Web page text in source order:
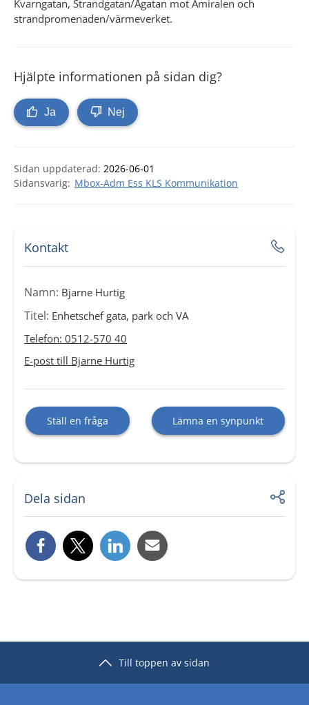
Kvarngatan, Strandgatan/Ågatan mot Amiralen och
strandpromenaden/värmeverket.
Hjälpte informationen på sidan dig?
Ja Nej
Sidan uppdaterad: 2026-06-01
Mbox-Adm Ess KLS Kommunikation
Kontakt
Namn: Bjarne Hurtig
Titel: Enhetschef gata, park och VA
Telefon: 0512-570 40
E-post till Bjarne Hurtig
Ställ en fråga Lämna en synpunkt
Dela sidan
Till toppen av sidan